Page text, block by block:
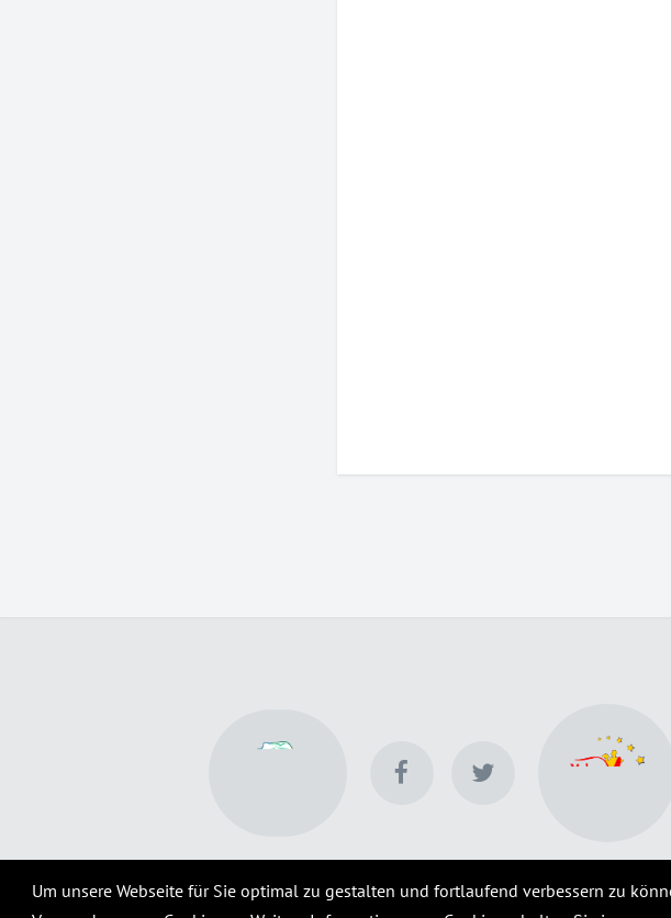
Um unsere Webseite für Sie optimal zu gestalten und fortlaufend verbessern zu ©